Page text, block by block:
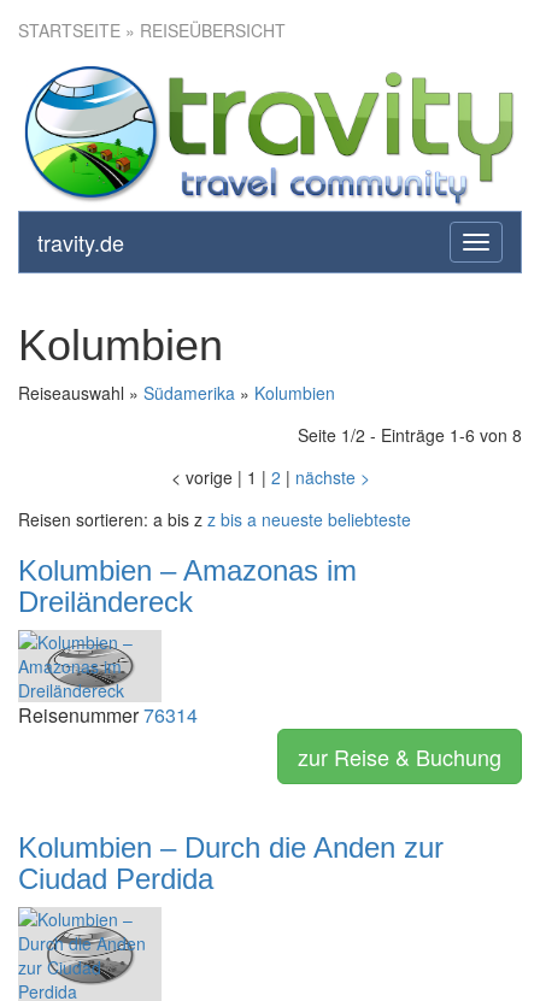
STARTSEITE » REISEÜBERSICHT
toggle
travity.de
Kolumbien
Reiseauswahl » Südamerika » Kolumbien
Seite 1/2 - Einträge 1-6 von 8
< vorige | 1 | 2 | nächste >
Reisen sortieren: a bis z z bis a neueste beliebteste
Kolumbien – Amazonas im
Dreiländereck
Reisenummer76314
zur Reise & Buchung
Kolumbien – Durch die Anden zur
Ciudad Perdida